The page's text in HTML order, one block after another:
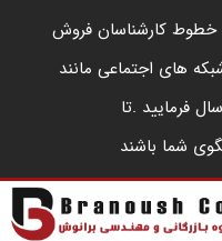
خطوط کارشناسان فروش
های اجتماعی مانند
به شماره ۰۹۰۲۴۵۱۳۲۸۶ ارسال فرمایید .‌تا
شما باشند